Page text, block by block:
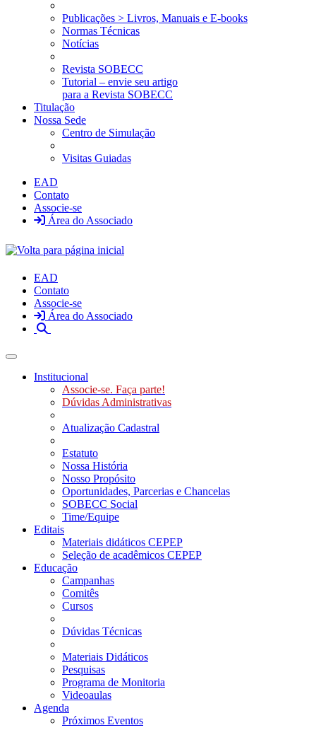
Publicações > Livros, Manuais e E-books
Normas Técnicas
Notícias
Revista SOBECC
Tutorial – envie seu artigo
para a Revista SOBECC
Titulação
Nossa Sede
Centro de Simulação
Visitas Guiadas
EAD
Contato
Associe-se
Área do Associado
EAD
Contato
Associe-se
Área do Associado
Toggle navigation
Institucional
Associe-se. Faça parte!
Dúvidas Administrativas
Atualização Cadastral
Estatuto
Nossa História
Nosso Propósito
Oportunidades, Parcerias e Chancelas
SOBECC Social
Time/Equipe
Editais
Materiais didáticos CEPEP
Seleção de acadêmicos CEPEP
Educação
Campanhas
Comitês
Cursos
Dúvidas Técnicas
Materiais Didáticos
Pesquisas
Programa de Monitoria
Videoaulas
Agenda
Próximos Eventos